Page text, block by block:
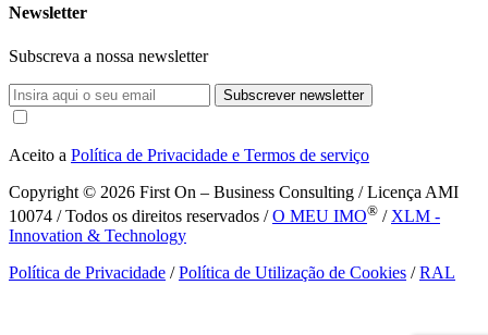
Newsletter
Subscreva a nossa newsletter
Subscrever newsletter
Aceito a Política de Privacidade e Termos de serviço
Copyright © 2026 First On – Business Consulting / Licença AMI
10074 / Todos os direitos reservados /O MEU IMO® / XLM -
Innovation & Technology
Política de Privacidade /Política de Utilização de Cookies /RAL